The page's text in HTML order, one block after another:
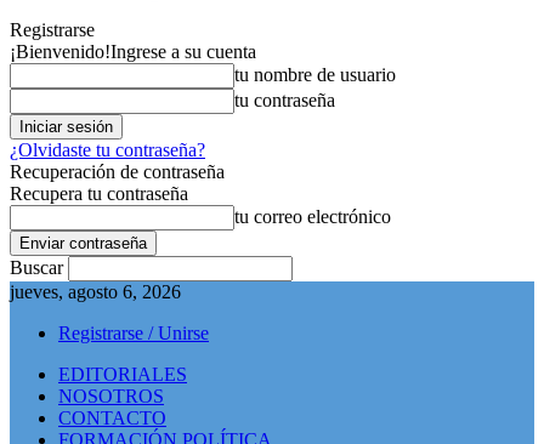
Registrarse
¡Bienvenido!Ingrese a su cuenta
tu nombre de usuario
tu contraseña
¿Olvidaste tu contraseña?
Recuperación de contraseña
Recupera tu contraseña
tu correo electrónico
Buscar
jueves, agosto 6, 2026
Registrarse / Unirse
EDITORIALES
NOSOTROS
CONTACTO
FORMACIÓN POLÍTICA